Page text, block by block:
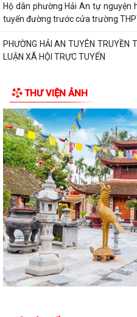
Chấp hành Đảng bộ thành phố về...
kiến nghị liên quan đến việc giải...
UBND PHƯỜNG HẢI AN THAM DỰ
KỲ UBND THÀNH PHỐ THÁNG 7
Lãnh đạo phường Hải An đã đến
gia đình bà Lương Thị Thúy (trú...
Đồng chí Nguyễn Thị Thu, Bí thư
An chủ trì buổi tiếp công dân...
Thông báo đường dây nòng của
phản ánh, kiến nghị liên quan đến...
Đảng ủy phường Hải An đánh giá
quyết tâm bứt phá hoàn thành...
Đồng chí Nguyễn Thị Thu, Bí thư
THƯ VIỆN ẢNH